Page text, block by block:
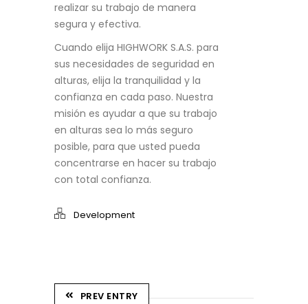
realizar su trabajo de manera
segura y efectiva.
Cuando elija HIGHWORK S.A.S. para
sus necesidades de seguridad en
alturas, elija la tranquilidad y la
confianza en cada paso. Nuestra
misión es ayudar a que su trabajo
en alturas sea lo más seguro
posible, para que usted pueda
concentrarse en hacer su trabajo
con total confianza.
Development
PREV ENTRY